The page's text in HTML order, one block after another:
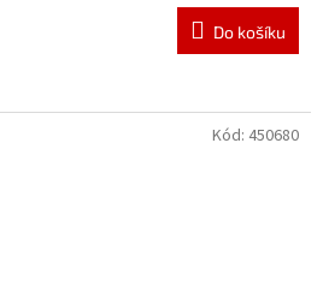
Do košíku
Kód: 450680